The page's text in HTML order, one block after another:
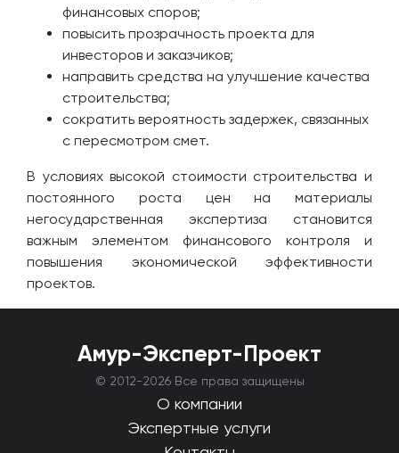
финансовых споров;
повысить прозрачность проекта для
инвесторов и заказчиков;
направить средства на улучшение качества
строительства;
сократить вероятность задержек, связанных
с пересмотром смет.
В условиях высокой стоимости строительства и
постоянного роста цен на материалы
негосударственная экспертиза становится
важным элементом финансового контроля и
повышения экономической эффективности
проектов.
Амур-Эксперт-Проект
© 2012-2026 Все права защищены
О компании
Экспертные услуги